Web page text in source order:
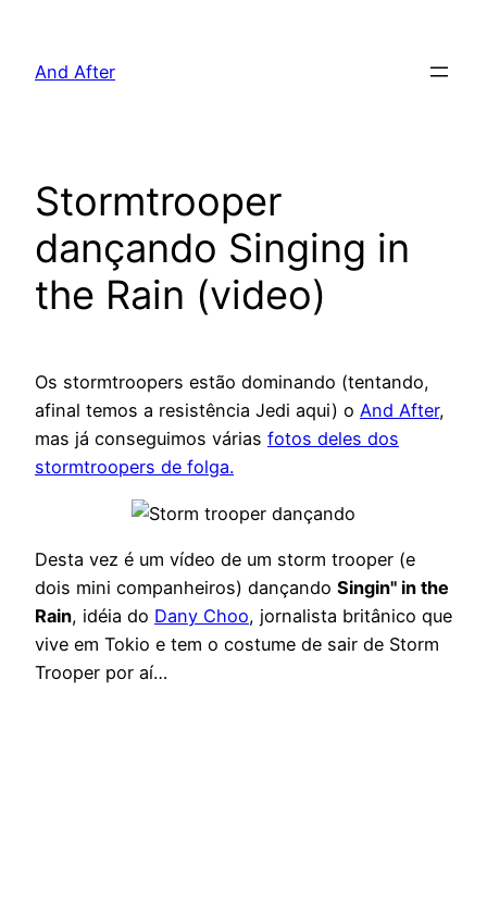
And After
Stormtrooper
dançando Singing in
the Rain (video)
Os stormtroopers estão dominando (tentando,
afinal temos a resistência Jedi aqui) o And After,
mas já conseguimos várias fotos deles dos
stormtroopers de folga.
Desta vez é um vídeo de um storm trooper (e
dois mini companheiros) dançando Singin" in the
Rain, idéia do Dany Choo, jornalista britânico que
vive em Tokio e tem o costume de sair de Storm
Trooper por aí…